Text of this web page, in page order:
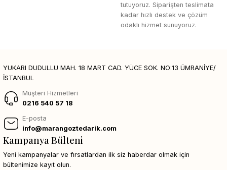
tutuyoruz. Siparişten teslimata
kadar hızlı destek ve çözüm
odaklı hizmet sunuyoruz.
YUKARI DUDULLU MAH. 18 MART CAD. YÜCE SOK. NO:13 ÜMRANİYE/
İSTANBUL
Müşteri Hizmetleri
0216 540 57 18
E-posta
info@marangoztedarik.com
Kampanya Bülteni
Yeni kampanyalar ve fırsatlardan ilk siz haberdar olmak için
bültenimize kayıt olun.